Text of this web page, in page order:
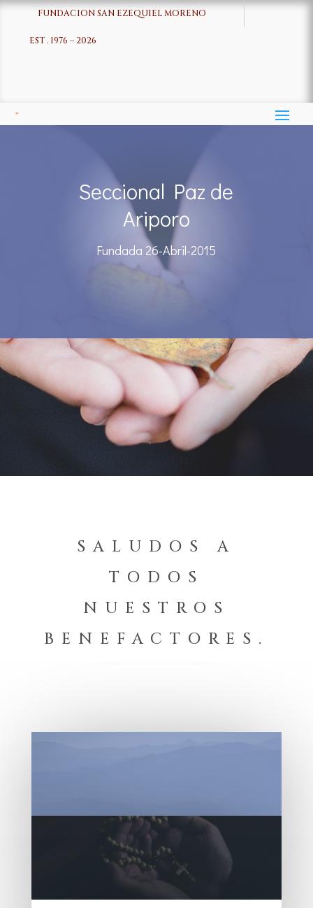
FUNDACION SAN EZEQUIEL MORENO
EST . 1976 – 2026
Seccional Paz de
Ariporo
Fundada 26-Abril-2015
SALUDOS A
TODOS
NUESTROS
BENEFACTORES.